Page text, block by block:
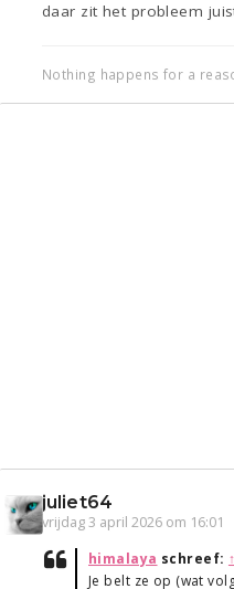
daar zit het probleem
Nothing happens for a
juliet64
vrijdag 3 april 2026 om 16:01
himalaya schreef: ↑
Je belt ze op (wat